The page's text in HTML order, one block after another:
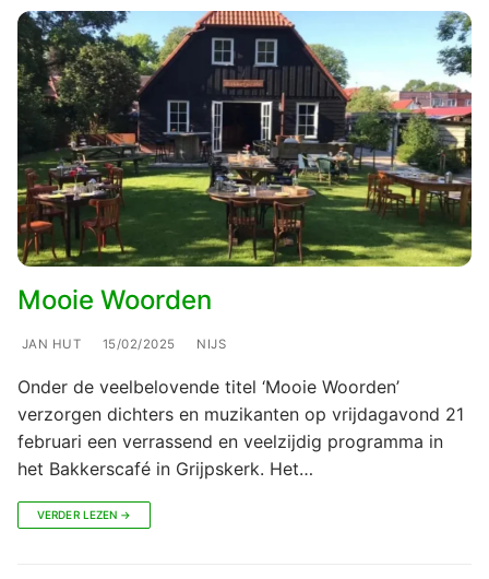
Mooie Woorden
JAN HUT 15/02/2025 NIJS
Onder de veelbelovende titel ‘Mooie Woorden’
verzorgen dichters en muzikanten op vrijdagavond 21
februari een verrassend en veelzijdig programma in
het Bakkerscafé in Grijpskerk. Het…
VERDER LEZEN →